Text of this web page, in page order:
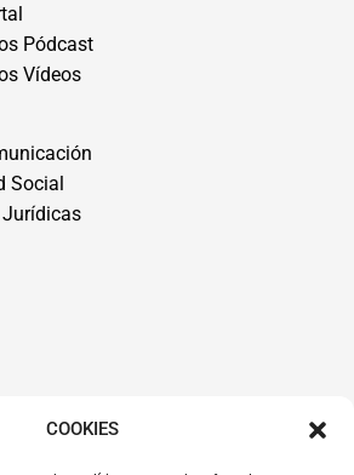
COOKIES
Pódcast
Vídeos
Social
Tenerife:Calle Teobaldo Power Nº 7,